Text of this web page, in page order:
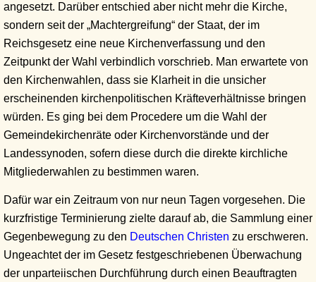
angesetzt. Darüber entschied aber nicht mehr die Kirche,
sondern seit der „Machtergreifung“ der Staat, der im
Reichsgesetz eine neue Kirchenverfassung und den
Zeitpunkt der Wahl verbindlich vorschrieb. Man erwartete von
den Kirchenwahlen, dass sie Klarheit in die unsicher
erscheinenden kirchenpolitischen Kräfteverhältnisse bringen
würden. Es ging bei dem Procedere um die Wahl der
Gemeindekirchenräte oder Kirchenvorstände und der
Landessynoden, sofern diese durch die direkte kirchliche
Mitgliederwahlen zu bestimmen waren.
Dafür war ein Zeitraum von nur neun Tagen vorgesehen. Die
kurzfristige Terminierung zielte darauf ab, die Sammlung einer
Gegenbewegung zu den Deutschen Christen zu erschweren.
Ungeachtet der im Gesetz festgeschriebenen Überwachung
der unparteiischen Durchführung durch einen Beauftragten